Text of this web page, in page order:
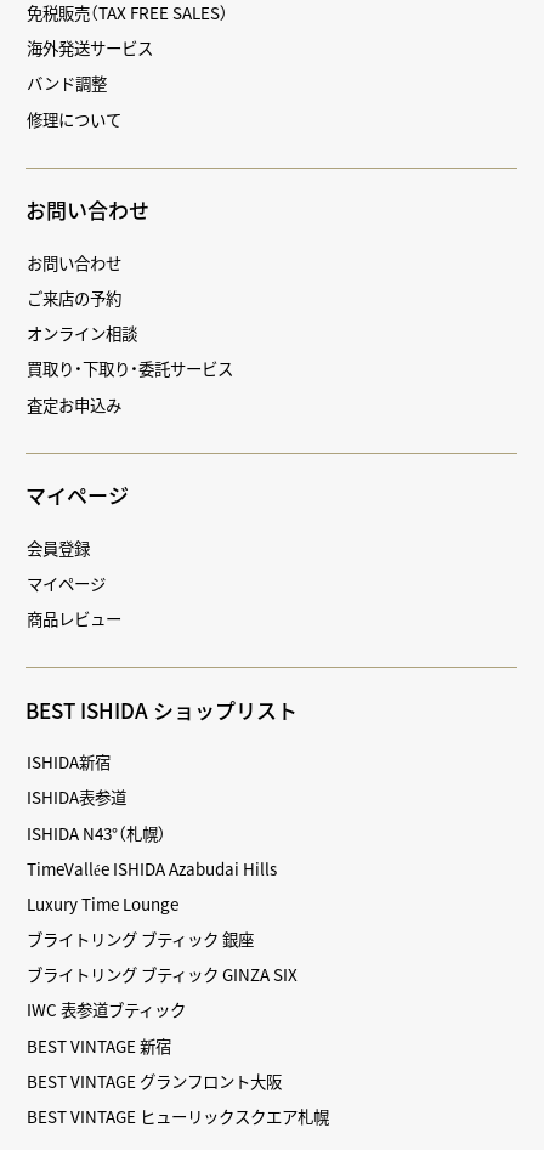
免税販売（TAX FREE SALES）
海外発送サービス
バンド調整
修理について
お問い合わせ
お問い合わせ
ご来店の予約
オンライン相談
買取り・下取り・委託サービス
査定お申込み
マイページ
会員登録
マイページ
商品レビュー
BEST ISHIDA ショップリスト
ISHIDA新宿
ISHIDA表参道
ISHIDA N43°（札幌）
TimeVallée ISHIDA Azabudai Hills
Luxury Time Lounge
ブライトリング ブティック 銀座
ブライトリング ブティック GINZA SIX
IWC 表参道ブティック
BEST VINTAGE 新宿
BEST VINTAGE グランフロント大阪
BEST VINTAGE ヒューリックスクエア札幌